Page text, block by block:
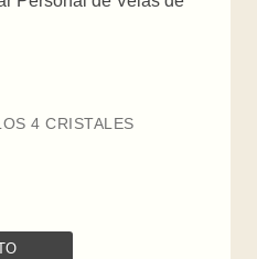
4 CRISTALES